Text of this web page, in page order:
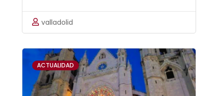
instalaciones que han cesado su
actividad original y que han sido puestas
en valor turístico y cultural. En
#Valladolid podemos disfrutar de : …
valladolid
ACTUALIDAD